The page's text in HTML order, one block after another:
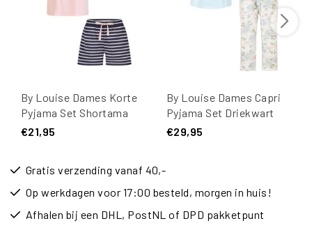
By Louise Dames Korte
Pyjama Set Shortama
Roze/Donkerblauw
€21,95
By Louise Dames Capri
Pyjama Set Driekwart
Blauw/Wit Gebloemd
€29,95
Gratis verzending vanaf 40,-
Op werkdagen voor 17:00 besteld, morgen in huis!
Afhalen bij een DHL, PostNL of DPD pakketpunt